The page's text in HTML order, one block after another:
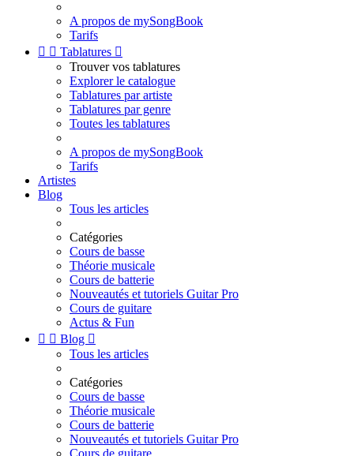
A propos de mySongBook
Tarifs
  Tablatures 
Trouver vos tablatures
Explorer le catalogue
Tablatures par artiste
Tablatures par genre
Toutes les tablatures
A propos de mySongBook
Tarifs
Artistes
Blog
Tous les articles
Catégories
Cours de basse
Théorie musicale
Cours de batterie
Nouveautés et tutoriels Guitar Pro
Cours de guitare
Actus & Fun
  Blog 
Tous les articles
Catégories
Cours de basse
Théorie musicale
Cours de batterie
Nouveautés et tutoriels Guitar Pro
Cours de guitare